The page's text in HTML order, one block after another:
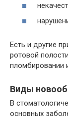
Есть и другие
ротовой
пломбировании
Виды
В
основных